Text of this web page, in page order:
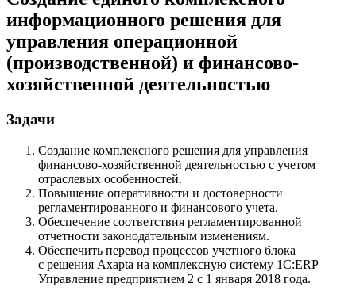
информационного решения для
управления операционной
(производственной) и финансово-
хозяйственной деятельностью
Задачи
Создание комплексного решения для управления
финансово-хозяйственной деятельностью с учетом
отраслевых особенностей.
Повышение оперативности и достоверности
регламентированного и финансового учета.
Обеспечение соответствия регламентированной
отчетности законодательным изменениям.
Обеспечить перевод процессов учетного блока
с решения Axaptа на комплексную систему 1С:ERP
Управление предприятием 2 с 1 января 2018 года.